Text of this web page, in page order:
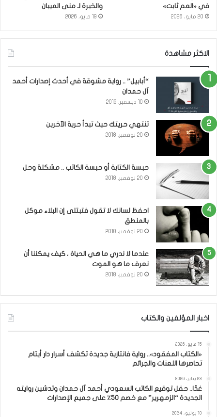
في «العم ثابت»
20 مايو، 2026
والخبرة لـ منى العيبان
19 مايو، 2026
الاكثر مشاهدة
“أبابيل” .. رواية مشوقة في أحدث إصدارات أحمد
آل حمدان
10 ديسمبر، 2019
تنتهي حريتك حيث تبدأ حرية الآخرين
20 نوفمبر، 2018
حبسة الكتابة أو حبسة الكاتب .. مشكلة وحل
20 نوفمبر، 2018
احفظ لسانك لا تقول فتبتلى إن البلاء موكل
بالمنطق
20 نوفمبر، 2018
عندما لا ندري ما هي الحياة ، كيف يمكننا أن
نعرف ما هو الموت
20 نوفمبر، 2018
اخبار المؤلفين والكتاب
15 مايو، 2026
«الكتاب المفقود».. رواية فانتازية جديدة تكشف أسرار دار أيتام
تحاصرها اللعنات والجرائم
23 يناير، 2026
غدًا.. حفل توقيع الكاتب السعودي أحمد آل حمدان وتدشين روايته
الجديدة “الزمهرير” مع خصم 50٪ على جميع الإصدارات
10 يونيو، 2024